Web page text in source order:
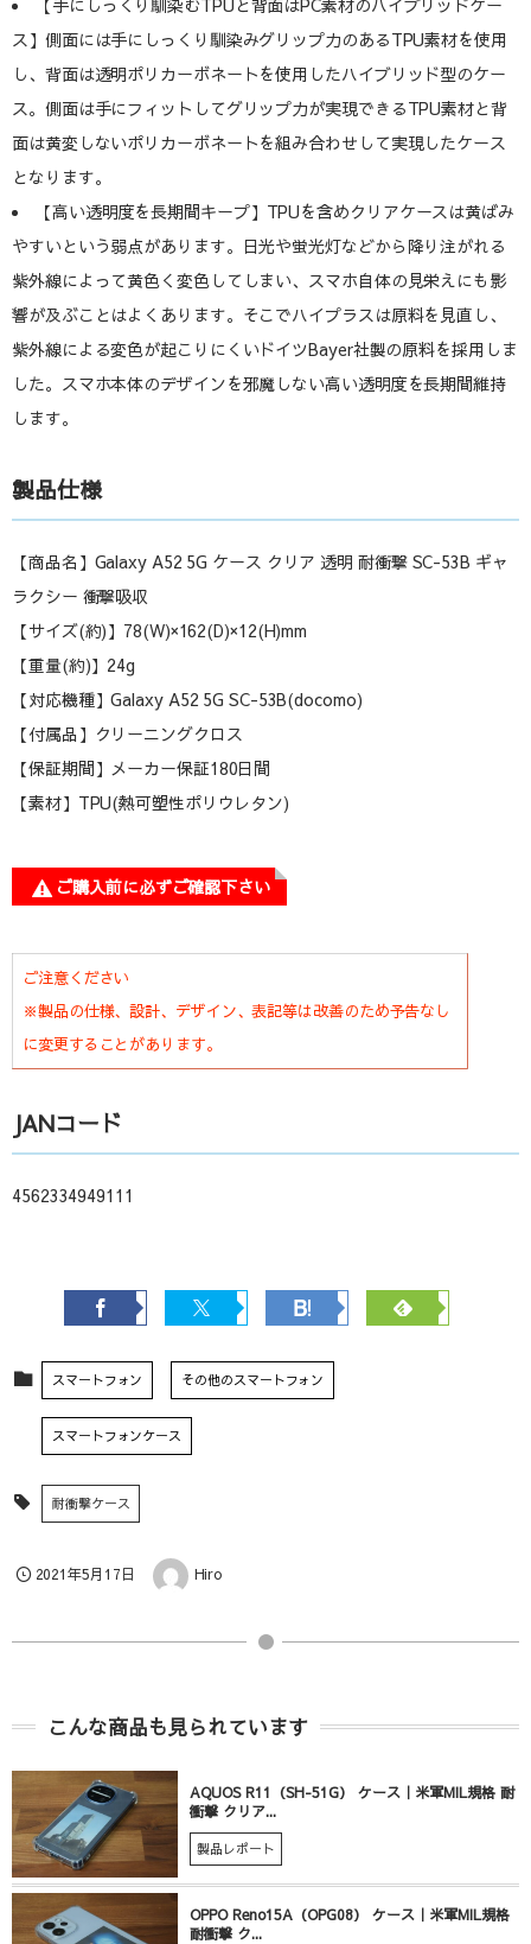
ス】側面には手にしっくり馴染みグリップ力のあるTPU素材を使用
し、背面は透明ポリカーボネートを使用したハイブリッド型のケー
ス。側面は手にフィットしてグリップ力が実現できるTPU素材と背
面は黄変しないポリカーボネートを組み合わせして実現したケース
となります。
【高い透明度を長期間キープ】TPUを含めクリアケースは黄ばみ
やすいという弱点があります。日光や蛍光灯などから降り注がれる
紫外線によって黄色く変色してしまい、スマホ自体の見栄えにも影
響が及ぶことはよくあります。そこでハイプラスは原料を見直し、
紫外線による変色が起こりにくいドイツBayer社製の原料を採用しま
した。スマホ本体のデザインを邪魔しない高い透明度を長期間維持
します。
製品仕様
【商品名】Galaxy A52 5G ケース クリア 透明 耐衝撃 SC-53B ギャ
ラクシー 衝撃吸収
【サイズ(約)】78(W)×162(D)×12(H)mm
【重量(約)】24g
【対応機種】Galaxy A52 5G SC-53B(docomo)
【付属品】クリーニングクロス
【保証期間】メーカー保証180日間
【素材】TPU(熱可塑性ポリウレタン)
ご購入前に必ずご確認下さい
ご注意ください
※製品の仕様、設計、デザイン、表記等は改善のため予告なし
に変更することがあります。
JANコード
4562334949111
スマートフォン その他のスマートフォン
スマートフォンケース
耐衝撃ケース
2021年5月17日 Hiro
こんな商品も見られています
AQUOS R11（SH-51G） ケース｜米軍MIL規格 耐
衝撃 クリア...
製品レポート
OPPO Reno15A（OPG08） ケース｜米軍MIL規格
耐衝撃 ク...